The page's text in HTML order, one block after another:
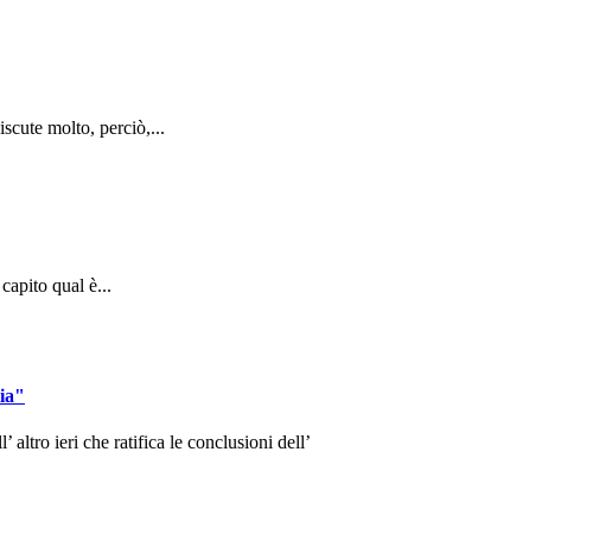
molto, perciò,...
qual è...
altro ieri che ratifica le conclusioni dell’